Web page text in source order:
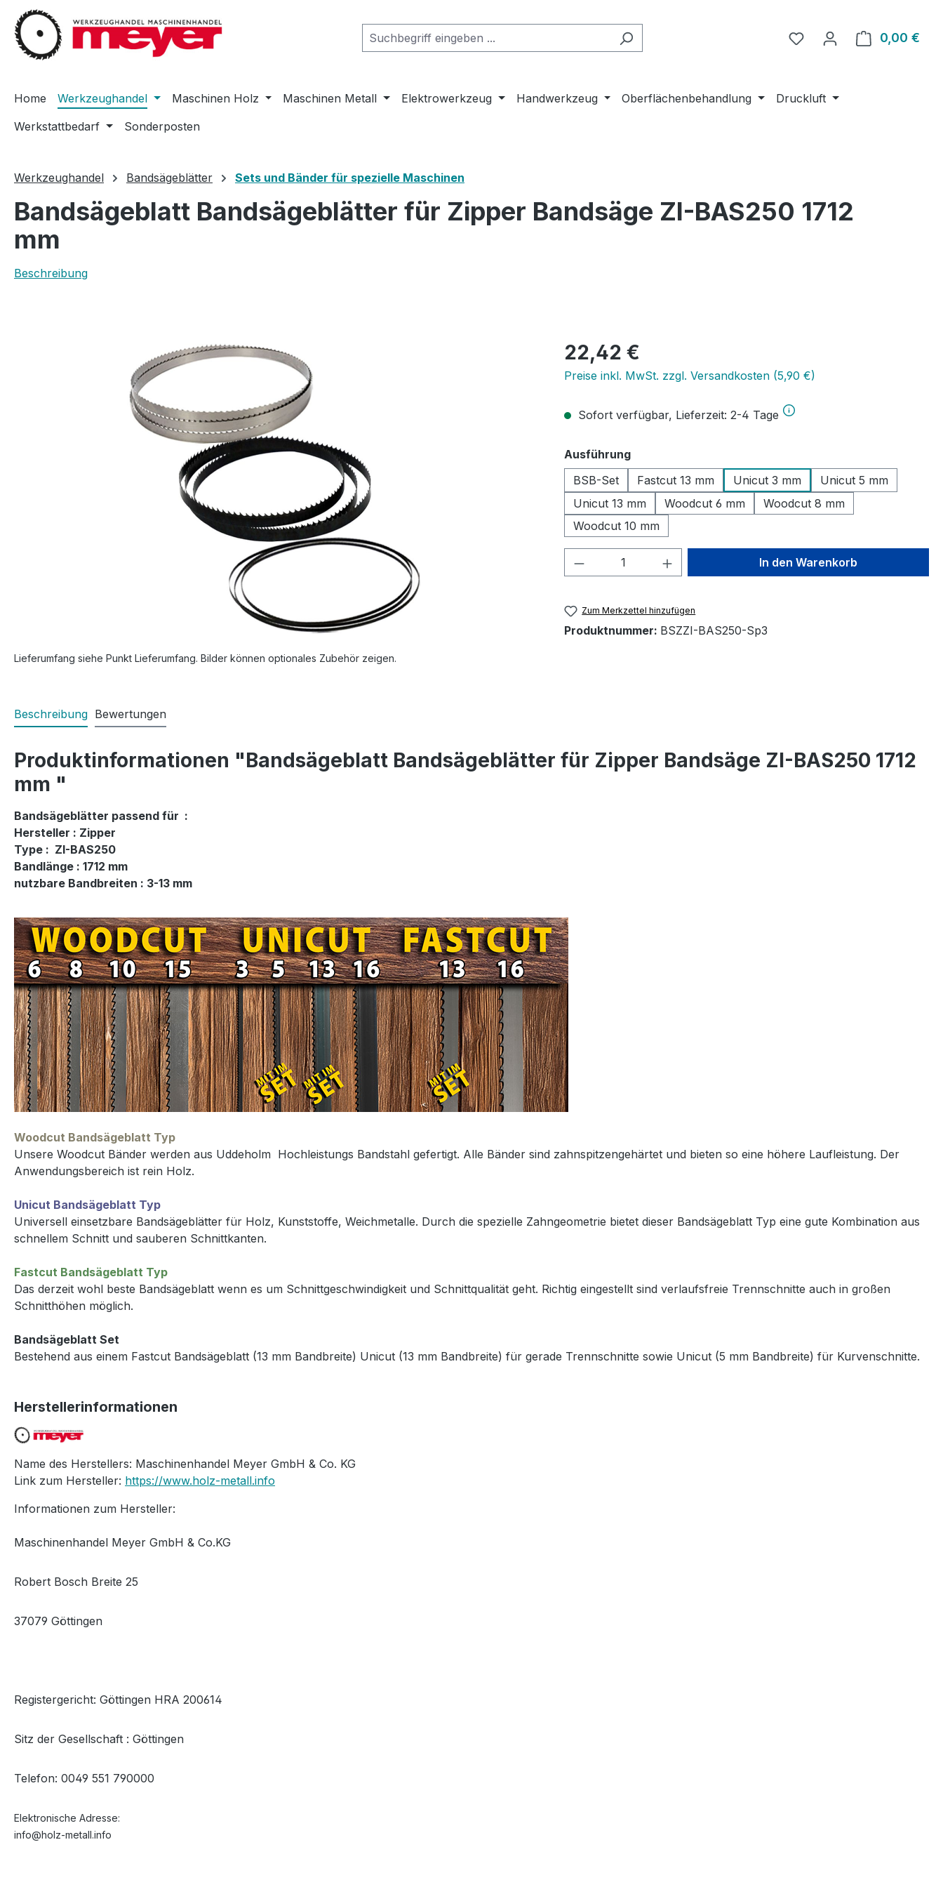
Hauptinhalt springen
Zur Suche springen
Zur Hauptnavigation springen
Du hast 0 Produkte auf
0,00 €
Home Werkzeughandel Maschinen Holz Maschinen Metall Elektrowerkzeug Handwerkzeug Oberflächenbehandlung
Druckluft
Werkstattbedarf
Sonderposten
Werkzeughandel Bandsägeblätter Sets und Bänder für spezielle Maschinen
Bandsägeblatt Bandsägeblätter für Zipper Bandsäge ZI-BAS250 1712
mm
Beschreibung
Lieferumfang siehe Punkt Lieferumfang. Bilder können optionales Zubehör zeigen.
Regulärer Preis:
22,42 €
Preise inkl. MwSt. zzgl. Versandkosten (5,90 €)
Sofort verfügbar, Lieferzeit: 2-4 Tage
Ausführungauswählen
BSB-Set
Fastcut 13 mm Unicut 3 mm
Unicut 5 mm
Unicut 13 mm
Woodcut 6 mm
Woodcut 8 mm
Woodcut 10 mm
Produkt Anzahl: Gib den gewünschten Wert
In den Warenkorb
Zum Merkzettel hinzufügen
Produktnummer: BSZZI-BAS250-Sp3
Beschreibung Bewertungen
Produktinformationen "Bandsägeblatt Bandsägeblätter für Zipper Bandsäge ZI-BAS250 1712
mm "
Bandsägeblätter passend für :
Hersteller : Zipper
Type : ZI-BAS250
Bandlänge : 1712 mm
nutzbare Bandbreiten : 3-13 mm
Woodcut Bandsägeblatt Typ
Unsere Woodcut Bänder werden aus Uddeholm Hochleistungs Bandstahl gefertigt. Alle Bänder sind zahnspitzengehärtet und bieten so eine höhere Laufleistung. Der
Anwendungsbereich ist rein Holz.
Unicut Bandsägeblatt Typ
Universell einsetzbare Bandsägeblätter für Holz, Kunststoffe, Weichmetalle. Durch die spezielle Zahngeometrie bietet dieser Bandsägeblatt Typ eine gute Kombination aus
schnellem Schnitt und sauberen Schnittkanten.
Fastcut Bandsägeblatt Typ
Das derzeit wohl beste Bandsägeblatt wenn es um Schnittgeschwindigkeit und Schnittqualität geht. Richtig eingestellt sind verlaufsfreie Trennschnitte auch in großen
Schnitthöhen möglich.
Bandsägeblatt Set
Bestehend aus einem Fastcut Bandsägeblatt (13 mm Bandbreite) Unicut (13 mm Bandbreite) für gerade Trennschnitte sowie Unicut (5 mm Bandbreite) für Kurvenschnitte.
Herstellerinformationen
Name des Herstellers: Maschinenhandel Meyer GmbH & Co. KG
Link zum Hersteller: https://www.holz-metall.info
Informationen zum Hersteller:
Maschinenhandel Meyer GmbH & Co.KG
Robert Bosch Breite 25
37079 Göttingen
Registergericht: Göttingen HRA 200614
Sitz der Gesellschaft : Göttingen
Telefon: 0049 551 790000
Elektronische Adresse:
info@holz-metall.info